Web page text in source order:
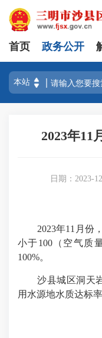
首页 政务公开
2023年11
日期：2023-
2023年11月份，
小于100（空气质
100%。
沙县城区洞天岩
用水源地水质达标率